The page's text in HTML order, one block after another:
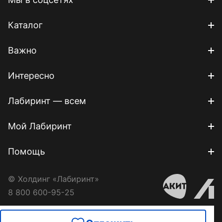
Каталог
Важно
Интересно
Лабиринт — всем
Мой Лабиринт
Помощь
© Холдинг «Лабиринт»
8 800 600-95-25